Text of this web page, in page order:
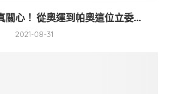
關心！ 從奧運到帕奧這位立委...
2021-08-31